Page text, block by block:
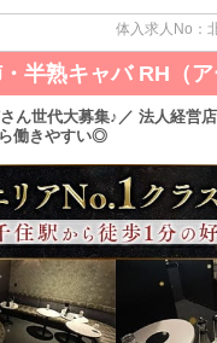
最大のメリット！
ていても、即欲しい物があっ
稼げる◆
もOPEN◎
お客様が増える、いわば“稼ぎ時
体入求人No：
・半熟キャバ RH（ア
ん世代大募集♪／ 法人経営
働きやすい◎